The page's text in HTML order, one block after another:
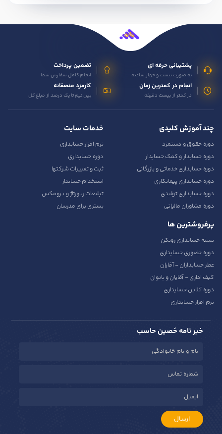
پشتیبانی حرفه ای
به صورت بیست و چهار ساعته
تضمین پرداخت
انجام کامل سفارش شما
انجام در کمترین زمان
در کمتر از بیست دقیقه
کارمزد منصفانه
بین نیم تا یک درصد از مبلغ کل
چند آموزش کلیدی
دوره حقوق و دستمزد
دوره حسابدار و کمک حسابدار
دوره حسابداری خدماتی و بازرگانی
دوره حسابداری پیمانکاری
دوره حسابداری تولیدی
دوره مشاوران مالیاتی
خدمات سایت
نرم افزار حسابداری
دوره حسابداری
ثبت و تغییرات شرکتها
استخدام حسابدار
تبلیغات رپورتاژ و پرومکس
بستری برای مدرسان
پرفروشترین ها
بسته حسابداری زونکن
دوره حضوری حسابداری
عطر حسابداران - آقایان
کیف اداری - آقایان و بانوان
دوره آنلاین حسابداری
نرم افزار حسابداری
خبر نامه حَصین حاسب
ارسال